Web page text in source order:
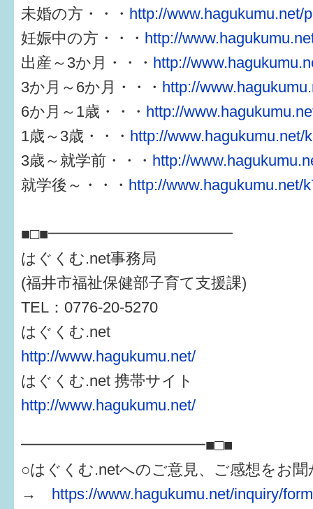
未婚の方・・・ http://www.hagukumu.net/
妊娠中の方・・・ http://
出産～3か月・・・ http://
3か月～6か月・・・ http://
6か月～1歳・・・ http://
1歳～3歳・・・ http://www.hagukumu.net/
3歳～就学前・・・ http://
就学後～・・・ http://www.hagukumu.net/
■□■━━━━━━━━━━━━
はぐくむ.net事務局
(福井市福祉保健部子育て支援課)
TEL：0776-20-5270
はぐくむ.net
http://www.hagukumu.net/
はぐくむ.net 携帯サイト
http://www.hagukumu.net/
━━━━━━━━━━━━■□■
○はぐくむ.netへのご意見、ご感想をお
→ https://www.hagukumu.net/inquiry/